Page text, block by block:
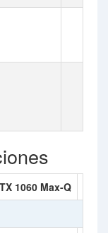
1060 Max-Q